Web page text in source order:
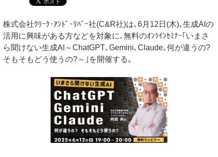
株式会社ｸﾘｰｸ･ｱﾝﾄﾞ･ﾘﾊﾞｰ社(C&R社)は､6月12日(木)､生成AIの
活用に興味がある方などを対象に､無料のｵﾝﾗｲﾝｾﾐﾅｰ｢いまさ
ら聞けない生成AI～ChatGPT､Gemini､Claude､何が違うの?
そもそもどう使うの?～｣を開催する｡